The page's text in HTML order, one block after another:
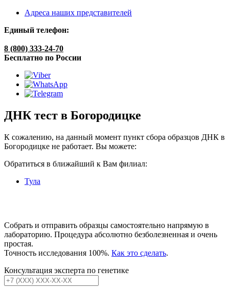
Адреса наших представителей
Единый телефон:
8 (800) 333-24-70
Бесплатно по России
ДНК тест в Богородицке
К сожалению, на данный момент пункт сбора образцов ДНК в
Богородицке не работает. Вы можете:
Обратиться в ближайший к Вам филиал:
Тула
Собрать и отправить образцы самостоятельно напрямую в
лабораторию. Процедура абсолютно безболезненная и очень
простая.
Точность исследования 100%. Как это сделать.
Консультация эксперта по генетике